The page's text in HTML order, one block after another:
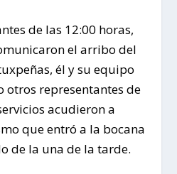
de las 12:00 horas,
el arribo del
él y su equipo
otros representantes de
acudieron a
que entró a la bocana
de la una de la tarde.